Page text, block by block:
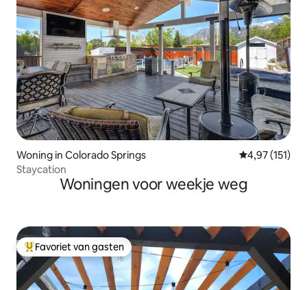
Woning in Colorado Springs Gemiddelde
4,97 (151)
Staycation
Woningen voor weekje weg
Topfavoriet van gasten
Favoriet van gasten